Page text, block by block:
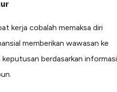
kerja cobalah memaksa diri
memberikan wawasan ke
berdasarkan informasi